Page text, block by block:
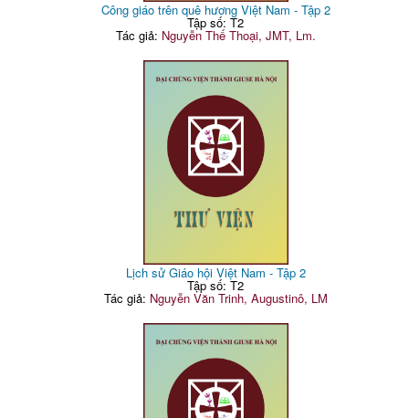
Công giáo trên quê hương Việt Nam - Tập 2
Tập số: T2
Tác giả: Nguyễn Thế Thoại, JMT, Lm.
Lịch sử Giáo hội Việt Nam - Tập 2
Tập số: T2
Tác giả: Nguyễn Văn Trinh, Augustinô, LM